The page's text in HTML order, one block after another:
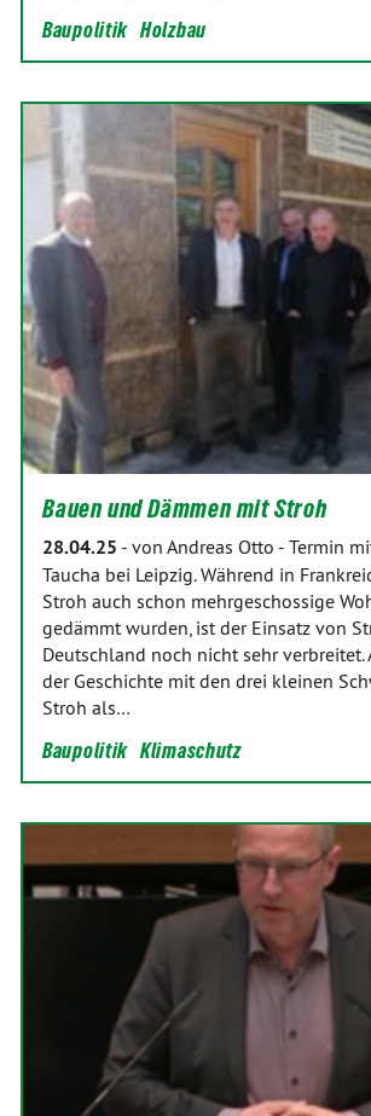
Baupolitik Holzbau
Bauen und Dämmen mit Stroh
28.04.25 - von Andreas Otto - Termin
Taucha bei Leipzig. Während in
Stroh auch schon mehrgeschossige
gedämmt wurden, ist der Einsatz von
Deutschland noch nicht sehr verbreitet.
der Geschichte mit den drei kleinen
Stroh als…
Baupolitik Klimaschutz